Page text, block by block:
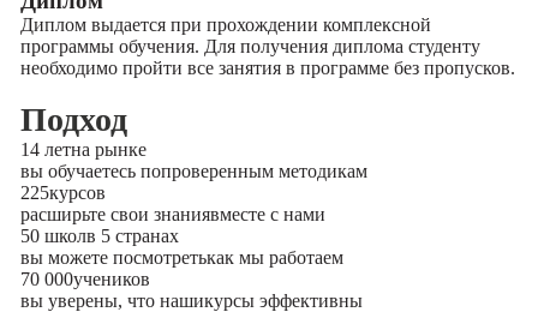
Диплом выдается при прохождении комплексной
программы обучения. Для получения диплома студенту
необходимо пройти все занятия в программе без пропусков.
Подход
14 летна рынке
вы обучаетесь попроверенным методикам
225курсов
расширьте свои знаниявместе с нами
50 школв 5 странах
вы можете посмотретькак мы работаем
70 000учеников
вы уверены, что нашикурсы эффективны